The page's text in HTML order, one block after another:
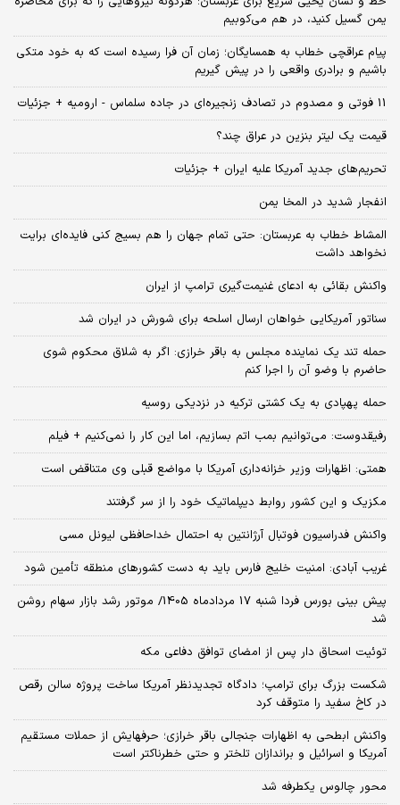
یمن گسیل کنید، در هم می‌کوبیم
پیام عراقچی خطاب به همسایگان؛ زمان آن فرا رسیده است که به خود متکی
باشیم و برادری واقعی را در پیش گیریم
11 فوتی و مصدوم در تصادف زنجیره‌ای در جاده سلماس - ارومیه + جزئیات
قیمت یک لیتر بنزین در عراق چند؟
تحریم‌های جدید آمریکا علیه ایران + جزئیات
انفجار شدید در المخا یمن
المشاط خطاب به عربستان: حتی تمام جهان را هم بسیج کنی فایده‌ای برایت
نخواهد داشت
واکنش بقائی به ادعای غنیمت‌گیری ترامپ از ایران
سناتور آمریکایی خواهان ارسال اسلحه برای شورش در ایران شد
حمله تند یک نماینده مجلس به باقر خرازی: اگر به شلاق محکوم شوی
حاضرم با وضو آن را اجرا کنم
حمله پهپادی به یک کشتی ترکیه در نزدیکی روسیه
رفیقدوست: می‌توانیم بمب اتم بسازیم، اما این کار را نمی‌کنیم + فیلم
همتی: اظهارات وزیر خزانه‌داری آمریکا با مواضع قبلی وی متناقض است
مکزیک و این کشور روابط دیپلماتیک خود را از سر گرفتند
واکنش فدراسیون فوتبال آرژانتین به احتمال خداحافظی لیونل مسی
غریب آبادی: امنیت خلیج فارس باید به دست کشورهای منطقه تأمین شود
پیش بینی بورس فردا شنبه 17 مردادماه 1405/ موتور رشد بازار سهام روشن
شد
توئیت اسحاق دار پس از امضای توافق دفاعی مکه
شکست بزرگ برای ترامپ؛ دادگاه تجدیدنظر آمریکا ساخت پروژه سالن رقص
در کاخ سفید را متوقف کرد
واکنش ابطحی به اظهارات جنجالی باقر خرازی؛ حرفهایش از حملات مستقیم
آمریکا و اسرائیل و براندازان تلختر و حتی خطرناکتر است
محور چالوس یکطرفه شد